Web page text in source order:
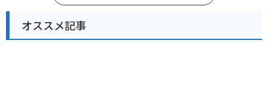
オススメ記事